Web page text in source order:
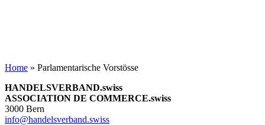
Home » Parlamentarische Vorstösse
HANDELSVERBAND.swiss
ASSOCIATION DE COMMERCE.swiss
3000 Bern
info@handelsverband.swiss